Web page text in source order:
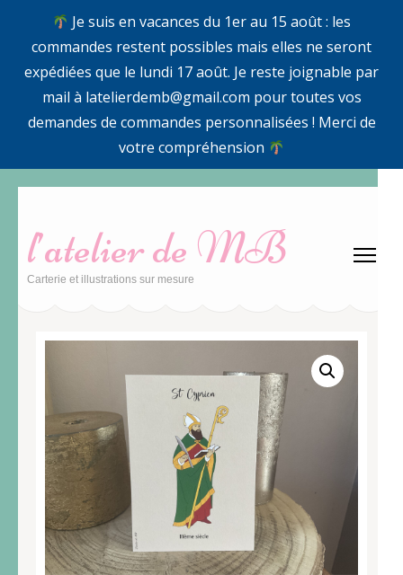
Je suis en vacances du 1er au 15 août : les
commandes restent possibles mais elles ne seront
expédiées que le lundi 17 août. Je reste joignable par
mail à latelierdemb@gmail.com pour toutes vos
demandes de commandes personnalisées ! Merci de
votre compréhension
contenu
(Pressez
l’atelier de MB
Carterie et illustrations sur mesure